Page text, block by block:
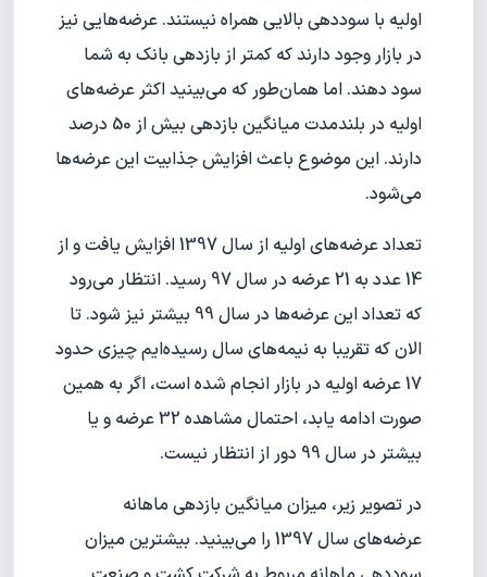
اولیه با سوددهی بالایی همراه نیستند. عرضه‌هایی نیز
در بازار وجود دارند که کمتر از بازدهی بانک به شما
سود دهند. اما همان‌طور که می‌بینید اکثر عرضه‌های
اولیه در بلندمدت میانگین بازدهی بیش از 50 درصد
دارند. این موضوع باعث افزایش جذابیت این عرضه‌ها
می‌شود.
تعداد عرضه‌های اولیه از سال 1397 افزایش یافت و از
14 عدد به 21 عرضه در سال 97 رسید. انتظار می‌رود
که تعداد این عرضه‌ها در سال 99 بیشتر نیز شود. تا
الان که تقریبا به نیمه‌های سال رسیده‌ایم چیزی حدود
17 عرضه اولیه در بازار انجام شده است، اگر به همین
صورت ادامه یابد، احتمال مشاهده 32 عرضه و یا
بیشتر در سال 99 دور از انتظار نیست.
در تصویر زیر، میزان میانگین بازدهی ماهانه
عرضه‌های سال 1397 را می‌بینید. بیشترین میزان